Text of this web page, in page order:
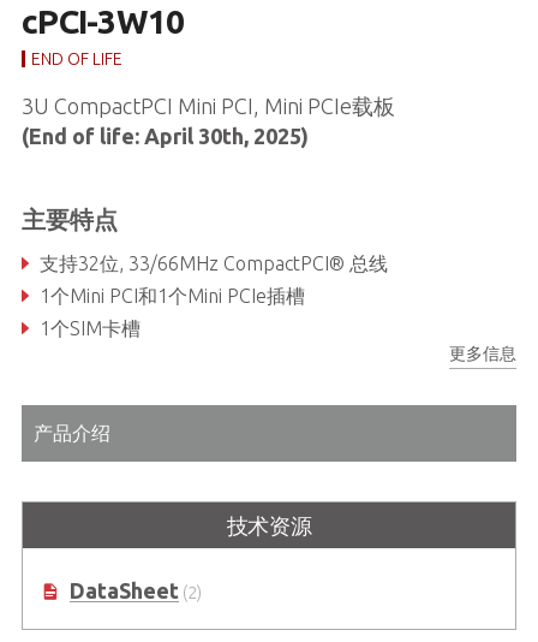
cPCI-3W10
END OF LIFE
3U CompactPCI Mini PCI, Mini PCIe载板
(End of life: April 30th, 2025)
主要特点
支持32位, 33/66MHz CompactPCI® 总线
1个Mini PCI和1个Mini PCIe插槽
1个SIM卡槽
更多信息
产品介绍
技术资源
DataSheet(2)